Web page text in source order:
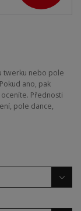
twerku nebo pole
ano, pak
Přednosti
pole dance,